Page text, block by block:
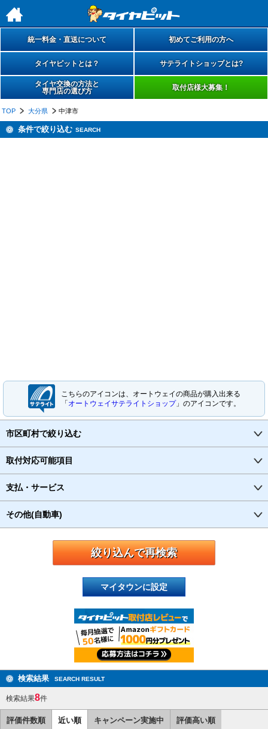
h
統一料金・直送について 初めてご利用の方へ
タイヤピットとは？ サテライトショップとは?
タイヤ交換の方法と
専門店の選び方
取付店様大募集！
TOP 大分県 中津市
条件で絞り込む SEARCH
こちらのアイコンは、オートウェイの商品が購入出来る
「 オートウェイサテライトショップ」のアイコンです。
市区町村で絞り込む
取付対応可能項目
支払・サービス
その他(自動車)
マイタウンに設定
検索結果 SEARCH RESULT
検索結果8件
評価件数順 近い順 キャンペーン実施中 評価高い順